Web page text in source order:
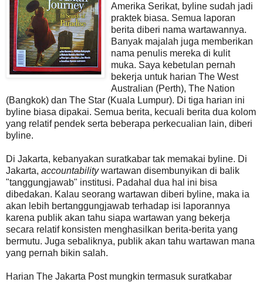
Amerika Serikat, byline sudah jadi
praktek biasa. Semua laporan
berita diberi nama wartawannya.
Banyak majalah juga memberikan
nama penulis mereka di kulit
muka. Saya kebetulan pernah
bekerja untuk harian The West
Australian (Perth), The Nation
(Bangkok) dan The Star (Kuala Lumpur). Di tiga harian ini
byline biasa dipakai. Semua berita, kecuali berita dua kolom
yang relatif pendek serta beberapa perkecualian lain, diberi
byline.
Di Jakarta, kebanyakan suratkabar tak memakai byline. Di
Jakarta, accountabilitywartawan disembunyikan di balik
"tanggungjawab" institusi. Padahal dua hal ini bisa
dibedakan. Kalau seorang wartawan diberi byline, maka ia
akan lebih bertanggungjawab terhadap isi laporannya
karena publik akan tahu siapa wartawan yang bekerja
secara relatif konsisten menghasilkan berita-berita yang
bermutu. Juga sebaliknya, publik akan tahu wartawan mana
yang pernah bikin salah.
Harian The Jakarta Post mungkin termasuk suratkabar